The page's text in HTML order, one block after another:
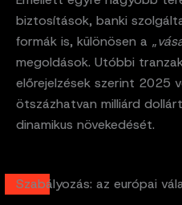
biztosítások, banki
formák is, különösen a „
megoldások. Utóbbi
előrejelzések szerint 2025
ötszázhatvan milliárd
dinamikus növekedését.
Szabályozás: az európai